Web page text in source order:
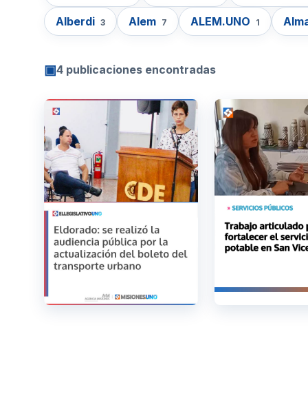
Alberdi 3 Alem 7 ALEM.UNO 1
▣4 publicaciones encontradas